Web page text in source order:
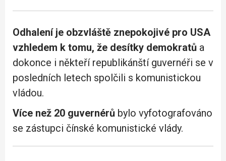
Odhalení je obzvláště znepokojivé pro USA
vzhledem k tomu, že desítky demokratů a
dokonce i někteří republikánští guvernéři se v
posledních letech spolčili s komunistickou
vládou.
Více než 20 guvernérů bylo vyfotografováno
se zástupci čínské komunistické vlády.